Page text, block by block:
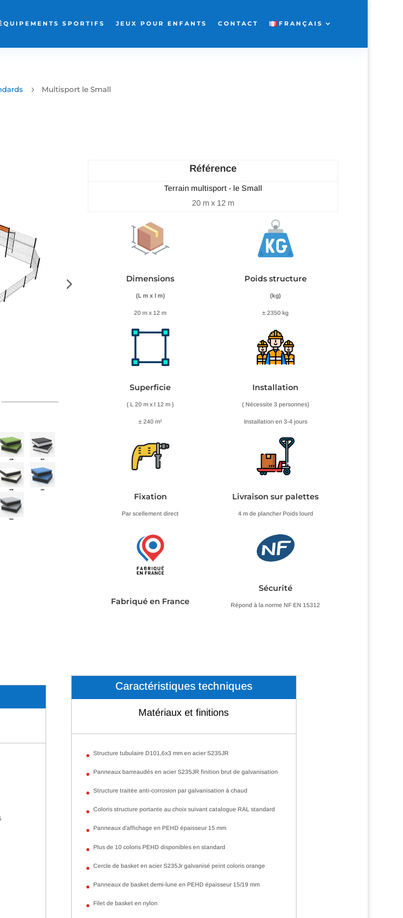
SPORTIFS JEUX POUR ENFANTS CONTACT FRANÇAIS
5 Multisport le Small
Référence
Terrain multisport - le Small
20 m x 12 m
Dimensions
(L m x l m)
20 m x 12 m
Superficie
( L 20 m x l 12 m )
± 240 m²
Fixation
Par scellement direct
Fabriqué en France
Poids structure
(kg)
± 2350 kg
Installation
( Nécessite 3 personnes)
Installation en 3-4 jours
Livraison sur palettes
4 m de plancher Poids lourd
Sécurité
Répond à la norme NF EN 15312
Caractéristiques techniques
Matériaux et finitions
Structure tubulaire D101,6x3 mm en acier S235JR
Panneaux barreaudés en acier S235JR finition brut de galvanisation
Structure traitée anti-corrosion par galvanisation à chaud
Coloris structure portante au choix suivant catalogue RAL standard
Panneaux d'affichage en PEHD épaisseur 15 mm
Plus de 10 coloris PEHD disponibles en standard
Cercle de basket en acier S235Jr galvanisé peint coloris orange
Panneaux de basket demi-lune en PEHD épaisseur 15/19 mm
Filet de basket en nylon